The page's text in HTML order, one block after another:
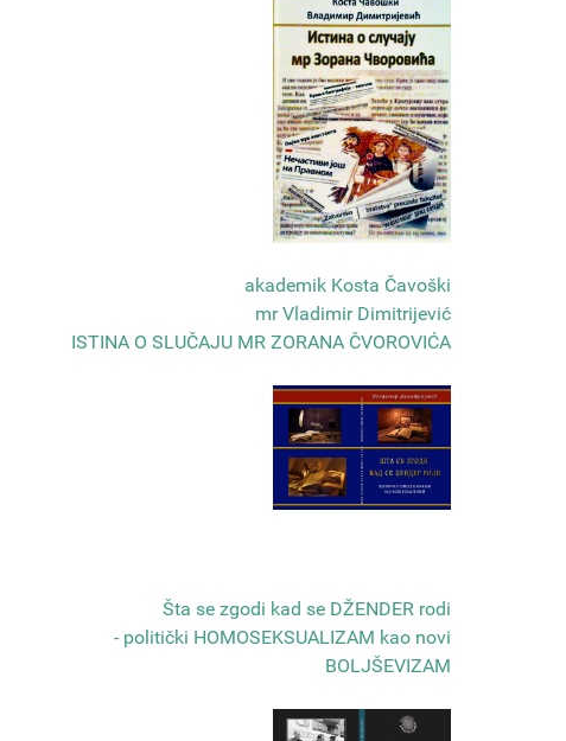
akademik Kosta Čavoški
mr Vladimir Dimitrijević
ISTINA O SLUČAJU MR ZORANA ČVOROVIĆA
Šta se zgodi kad se DŽENDER rodi
- politički HOMOSEKSUALIZAM kao novi
BOLJŠEVIZAM